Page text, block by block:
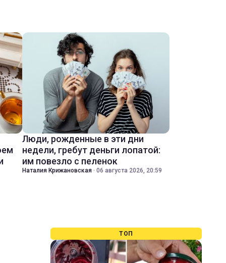
Люди, рожденные в эти дни
недели, гребут деньги лопатой:
им повезло с пеленок
Наталия Крижановская · 06 августа 2026, 20:59
ТОП